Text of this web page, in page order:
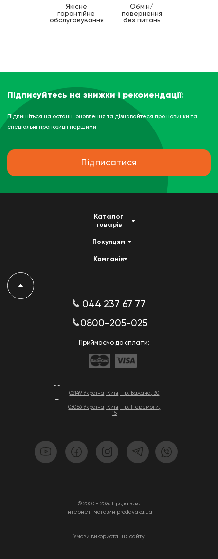
Якісне
гарантійне
обслуговування
Обмін/
повернення
без питань
Підписуйтесь на знижки і рекомендації:
Підпишіться на останні оновлення та дізнавайтеся про новинки та
спеціальні пропозиції першими
Підписатися
02149 Україна, Київ, пр. Бажана, 30
03056 Україна, Київ, пр. Перемоги,
15
© 2000 - 2026 Продавака
Інтернет-магазин prodavaka.ua
Умови використання сайту
Каталог
товарів
Покупцям
Компанія
044 237 67 77
0800-205-025
Приймаємо до сплати: